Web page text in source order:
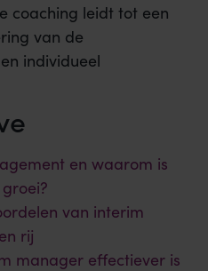
coaching leidt tot een
van de
individueel
en waarom is
van interim
rij
manager effectiever is